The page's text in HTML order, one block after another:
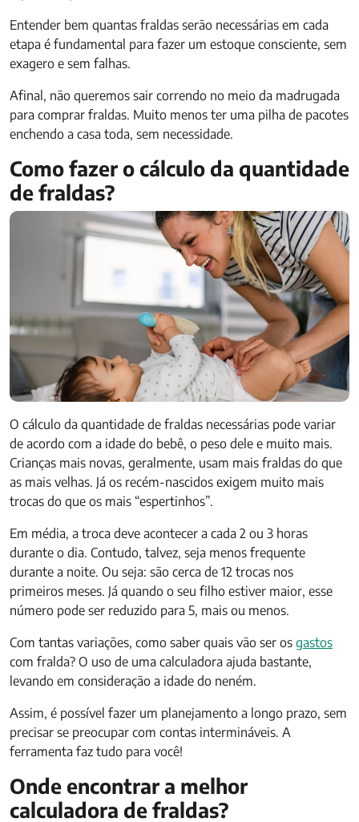
Entender bem quantas fraldas serão necessárias em cada
etapa é fundamental para fazer um estoque consciente, sem
exagero e sem falhas.
Afinal, não queremos sair correndo no meio da madrugada
para comprar fraldas. Muito menos ter uma pilha de pacotes
enchendo a casa toda, sem necessidade.
Como fazer o cálculo da quantidade
de fraldas?
O cálculo da quantidade de fraldas necessárias pode variar
de acordo com a idade do bebê, o peso dele e muito mais.
Crianças mais novas, geralmente, usam mais fraldas do que
as mais velhas. Já os recém-nascidos exigem muito mais
trocas do que os mais “espertinhos”.
Em média, a troca deve acontecer a cada 2 ou 3 horas
durante o dia. Contudo, talvez, seja menos frequente
durante a noite. Ou seja: são cerca de 12 trocas nos
primeiros meses. Já quando o seu filho estiver maior, esse
número pode ser reduzido para 5, mais ou menos.
Com tantas variações, como saber quais vão ser os gastos
com fralda? O uso de uma calculadora ajuda bastante,
levando em consideração a idade do neném.
Assim, é possível fazer um planejamento a longo prazo, sem
precisar se preocupar com contas intermináveis. A
ferramenta faz tudo para você!
Onde encontrar a melhor
calculadora de fraldas?